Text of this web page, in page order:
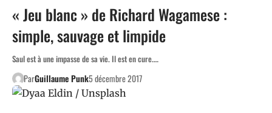
« Jeu blanc » de Richard Wagamese :
simple, sauvage et limpide
Saul est à une impasse de sa vie. Il est en cure.…
ParGuillaume Punk5 décembre 2017